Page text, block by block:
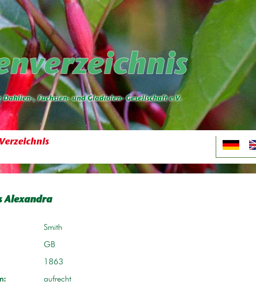
Alexandra
Smith
GB
1863
aufrecht